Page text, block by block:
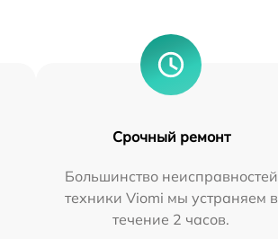
Срочный ремонт
Большинство неисправностей
техники Viomi мы устраняем в
течение 2 часов.